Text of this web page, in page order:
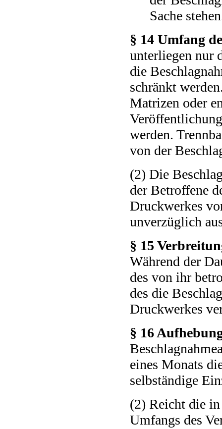
Sache
§ 14 Umfang
unterliegen nur
die
schränkt
Matrizen oder
werden.
von der
(2) Die
der Betroffene
Druckwerkes
unverzüglich
§ 15
Während der
des von ihr
des die
Druckwerkes
§ 16
eines Monats
selbständige
(2) Reicht die in
Umfangs des